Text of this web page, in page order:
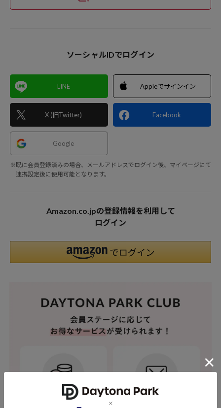
ソーシャルIDでログイン
LINE
X (旧Twitter)
Appleでサインイン
Facebook
Google
※既に会員登録済みの場合、メールアドレスでログイン後、マイページにて
連携設定後に使用可能となります。
Amazon.co.jpの登録情報を利用して
ログイン